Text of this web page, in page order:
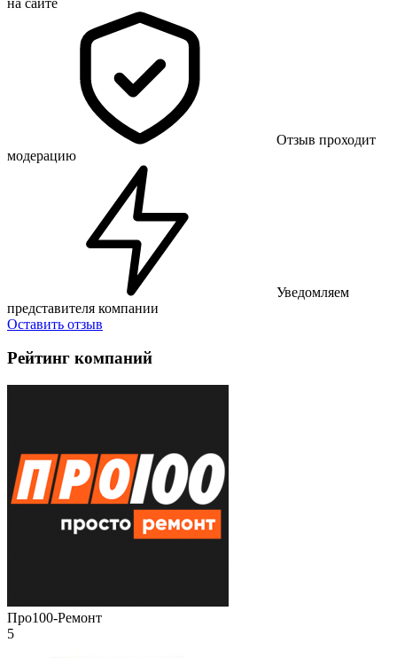
Отзыв проходит
модерацию
Уведомляем
представителя компании
Оставить отзыв
Рейтинг компаний
Про100-Ремонт
5